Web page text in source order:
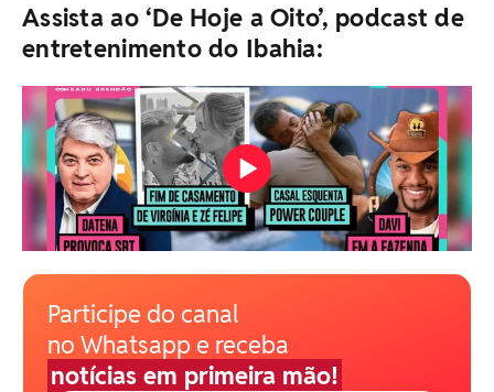
Assista ao ‘De Hoje a Oito’, podcast de
entretenimento do Ibahia:
Participe do canal
no Whatsapp e receba
notícias em primeira mão!